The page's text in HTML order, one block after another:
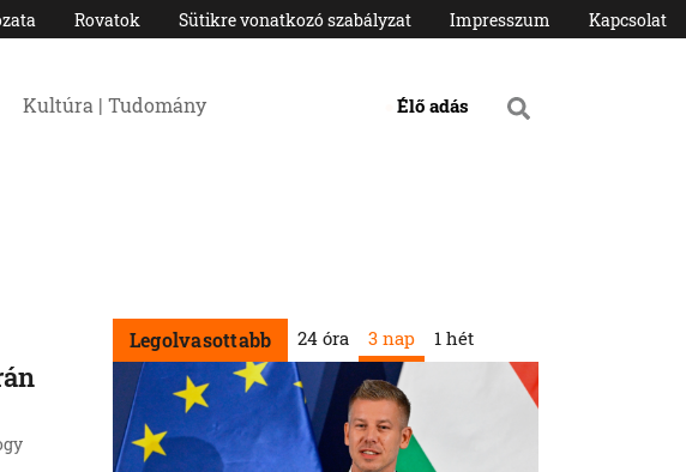
Rovatok Sütikre vonatkozó szabályzat Impresszum Kapcsolat
Kultúra | Tudomány Élő adás
Legolvasottabb 24 óra 3 nap 1 hét